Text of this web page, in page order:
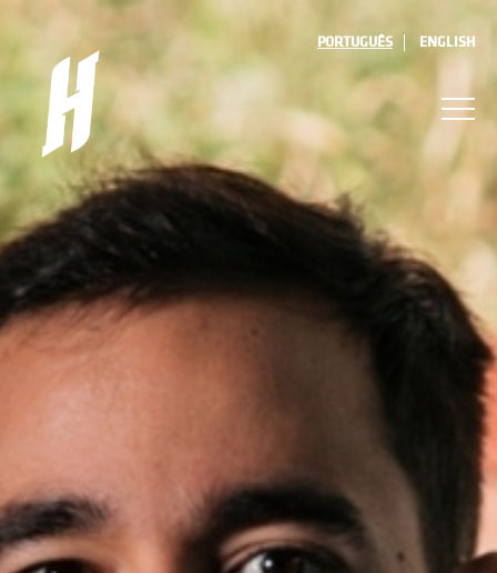
PORTUGUÊS ENGLISH